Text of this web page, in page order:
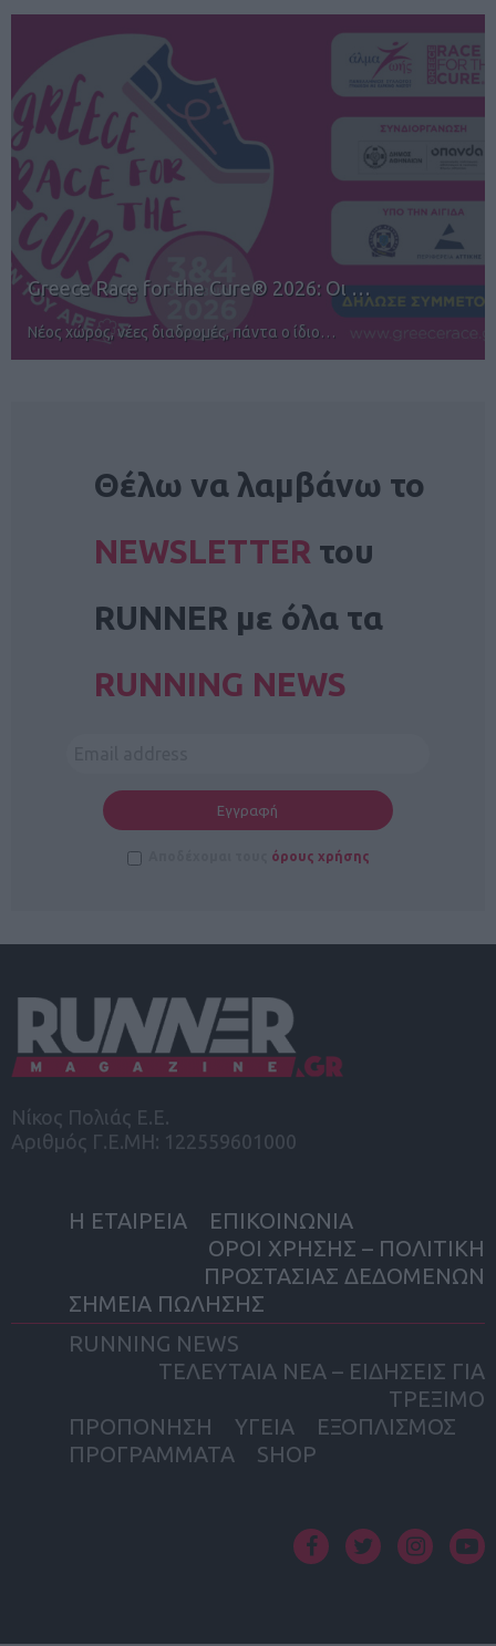
12ος TUI Rhodes Marathon: Άνοιγμα ε…
Αγώνες για όλους στην Ρόδο
Θέλω να λαμβάνω το
NEWSLETTER του
RUNNER με όλα τα
RUNNING NEWS
όρους χρήσης
Νίκος Πολιάς Ε.Ε.
Αριθμός Γ.Ε.ΜΗ: 122559601000
Η ΕΤΑΙΡΕΙΑ
ΕΠΙΚΟΙΝΩΝΙΑ
ΟΡΟΙ ΧΡΗΣΗΣ – ΠΟΛΙΤΙΚΗ
ΠΡΟΣΤΑΣΙΑΣ ΔΕΔΟΜΕΝΩΝ
ΣΗΜΕΙΑ ΠΩΛΗΣΗΣ
RUNNING NEWS
ΤΕΛΕΥΤΑΙΑ ΝΕΑ – ΕΙΔΗΣΕΙΣ ΓΙΑ
ΤΡΕΞΙΜΟ
ΠΡΟΠΟΝΗΣΗ
ΥΓΕΙΑ
ΕΞΟΠΛΙΣΜΟΣ
ΠΡΟΓΡΑΜΜΑΤΑ
SHOP